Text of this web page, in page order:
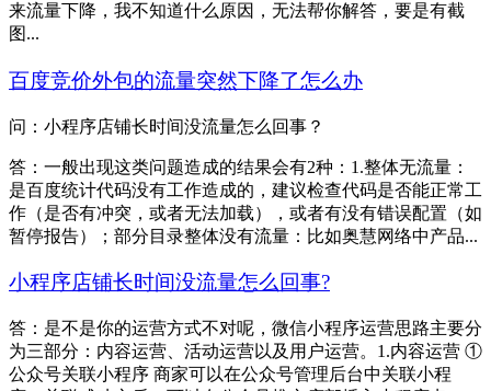
来流量下降，我不知道什么原因，无法帮你解答，要是有截
图...
百度竞价外包的流量突然下降了怎么办
问：小程序店铺长时间没流量怎么回事？
答：一般出现这类问题造成的结果会有2种：1.整体无流量：
是百度统计代码没有工作造成的，建议检查代码是否能正常工
作（是否有冲突，或者无法加载），或者有没有错误配置（如
暂停报告）；部分目录整体没有流量：比如奥慧网络中产品...
小程序店铺长时间没流量怎么回事?
答：是不是你的运营方式不对呢，微信小程序运营思路主要分
为三部分：内容运营、活动运营以及用户运营。1.内容运营 ①
公众号关联小程序 商家可以在公众号管理后台中关联小程